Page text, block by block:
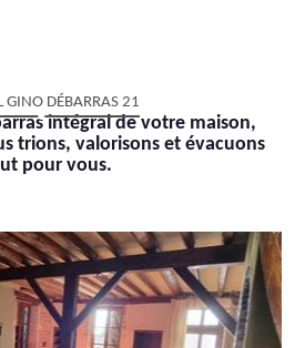
GINO DÉBARRAS 21
intégral de votre maison,
trions, valorisons et évacuons
pour vous.